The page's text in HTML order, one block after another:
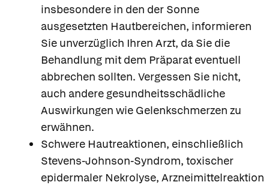
insbesondere in den der Sonne
ausgesetzten Hautbereichen, informieren
Sie unverzüglich Ihren Arzt, da Sie die
Behandlung mit dem Präparat eventuell
abbrechen sollten. Vergessen Sie nicht,
auch andere gesundheitsschädliche
Auswirkungen wie Gelenkschmerzen zu
erwähnen.
Schwere Hautreaktionen, einschließlich
Stevens-Johnson-Syndrom, toxischer
epidermaler Nekrolyse, Arzneimittelreaktion